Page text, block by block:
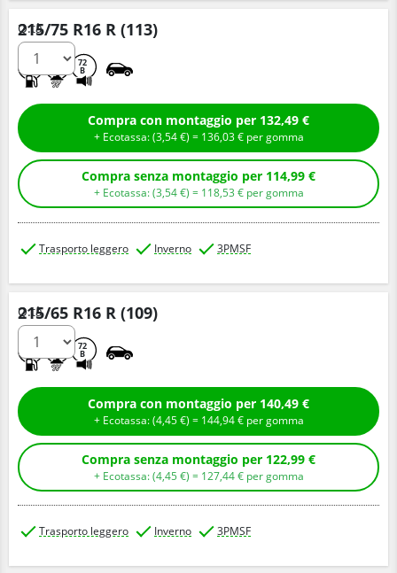
215/75 R16 R (113)
72
B
Q.tà
Compra con montaggio per 132,49 €
+ Ecotassa: (3,54€ ) = 136,03€ per gomma
Compra senza montaggio per 114,99 €
+ Ecotassa: (3,54€ ) = 118,53 € per gomma
Trasporto leggero Inverno 3PMSF
215/65 R16 R (109)
72
B
Q.tà
Compra con montaggio per 140,49 €
+ Ecotassa: (4,45€ ) = 144,94€ per gomma
Compra senza montaggio per 122,99 €
+ Ecotassa: (4,45€ ) = 127,44€ per gomma
Trasporto leggero Inverno 3PMSF